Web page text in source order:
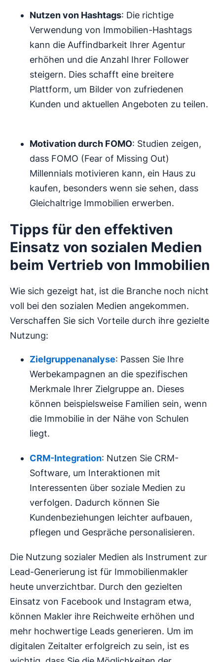
Nutzen von Hashtags: Die richtige
Verwendung von Immobilien-Hashtags
kann die Auffindbarkeit Ihrer Agentur
erhöhen und die Anzahl Ihrer Follower
steigern. Dies schafft eine breitere
Plattform, um Bilder von zufriedenen
Kunden und aktuellen Angeboten zu teilen.
Motivation durch FOMO: Studien zeigen,
dass FOMO (Fear of Missing Out)
Millennials motivieren kann, ein Haus zu
kaufen, besonders wenn sie sehen, dass
Gleichaltrige Immobilien erwerben.
Tipps für den effektiven
Einsatz von sozialen Medien
beim Vertrieb von Immobilien
Wie sich gezeigt hat, ist die Branche noch nicht
voll bei den sozialen Medien angekommen.
Verschaffen Sie sich Vorteile durch ihre gezielte
Nutzung:
Zielgruppenanalyse: Passen Sie Ihre
Werbekampagnen an die spezifischen
Merkmale Ihrer Zielgruppe an. Dieses
können beispielsweise Familien sein, wenn
die Immobilie in der Nähe von Schulen
liegt.
CRM-Integration: Nutzen Sie CRM-
Software, um Interaktionen mit
Interessenten über soziale Medien zu
verfolgen. Dadurch können Sie
Kundenbeziehungen leichter aufbauen,
pflegen und Gespräche personalisieren.
Die Nutzung sozialer Medien als Instrument zur
Lead-Generierung ist für Immobilienmakler
heute unverzichtbar. Durch den gezielten
Einsatz von Facebook und Instagram etwa,
können Makler ihre Reichweite erhöhen und
mehr hochwertige Leads generieren. Um im
digitalen Zeitalter erfolgreich zu sein, ist es